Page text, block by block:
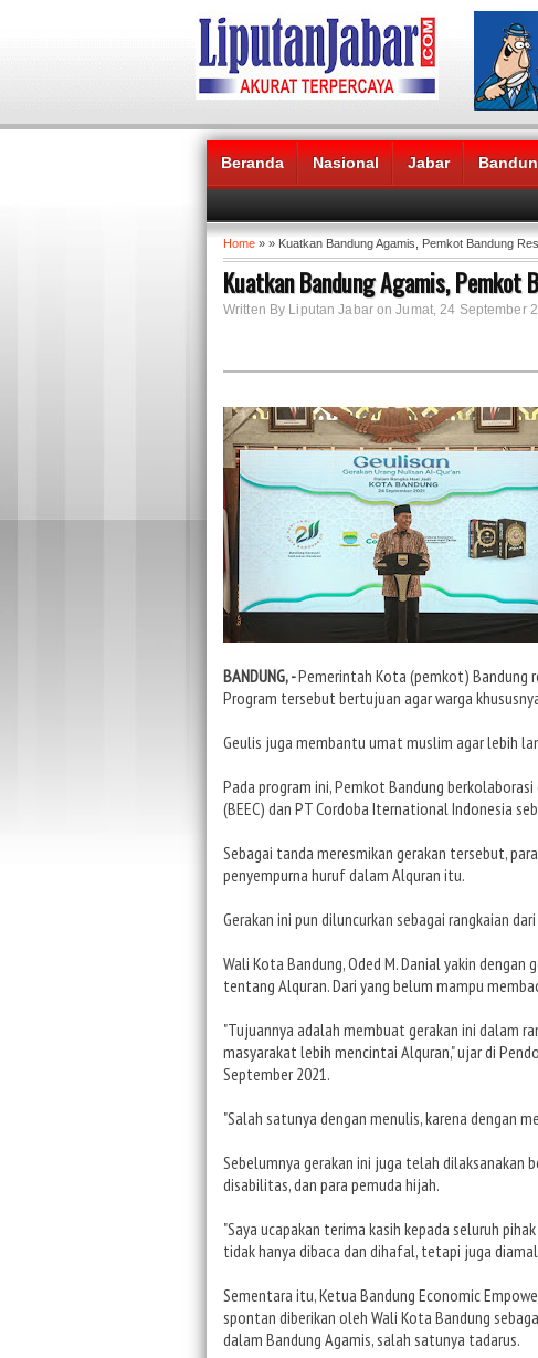
Beranda Nasional Jabar
Headlines News :
Home » » Kuatkan Bandung Agamis, Pemkot Bandung
Kuatkan Bandung Agamis, Pemkot
Written By Liputan Jabar on Jumat, 24 September
BANDUNG, -Pemerintah Kota (pemkot) Bandung
Program tersebut bertujuan agar warga
Geulis juga membantu umat muslim agar lebih
Pada program ini, Pemkot Bandung
(BEEC) dan PT Cordoba Iternational Indonesia
Sebagai tanda meresmikan gerakan tersebut,
penyempurna huruf dalam Alquran itu.
Gerakan ini pun diluncurkan sebagai rangkaian
Wali Kota Bandung, Oded M. Danial yakin
tentang Alquran. Dari yang belum mampu
"Tujuannya adalah membuat gerakan ini dalam
masyarakat lebih mencintai Alquran," ujar di
September 2021.
"Salah satunya dengan menulis, karena dengan
Sebelumnya gerakan ini juga telah
disabilitas, dan para pemuda hijah.
"Saya ucapakan terima kasih kepada seluruh
tidak hanya dibaca dan dihafal, tetapi juga
Sementara itu, Ketua Bandung Economic
spontan diberikan oleh Wali Kota Bandung
dalam Bandung Agamis, salah satunya tadarus.